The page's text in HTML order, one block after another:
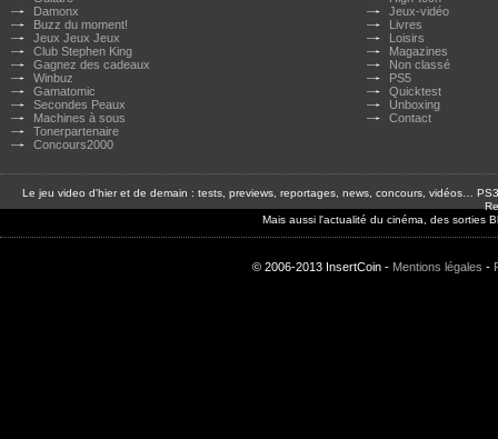
Damonx
Buzz du moment!
Jeux Jeux Jeux
Club Stephen King
Gagnez des cadeaux
Winbuz
Gamatomic
Secondes Peaux
Machines à sous
Tonerpartenaire
Concours2000
Jeux-vidéo
Livres
Loisirs
Magazines
Non classé
PS5
Quicktest
Unboxing
Contact
Le jeu video d'hier et de demain : tests, previews, reportages, news, concours, vidéos…
Mais aussi l'actualité du cinéma, des sorties
© 2006-2013 InsertCoin - Mentions légales -